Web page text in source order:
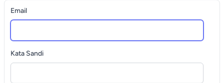
Email
Kata Sandi